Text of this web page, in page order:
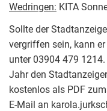
Wedringen: KITA
Sollte der
vergriffen sein, kann
unter 03904 479
Jahr den
kostenlos als PDF
E-Mail an